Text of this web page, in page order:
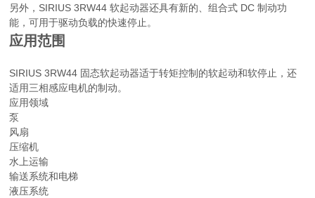
另外，SIRIUS 3RW44 软起动器还具有新的、组合式 DC 制动功
能，可用于驱动负载的快速停止。
应用范围
SIRIUS 3RW44 固态软起动器适于转矩控制的软起动和软停止，还
适用三相感应电机的制动。
应用领域
泵
风扇
压缩机
水上运输
输送系统和电梯
液压系统